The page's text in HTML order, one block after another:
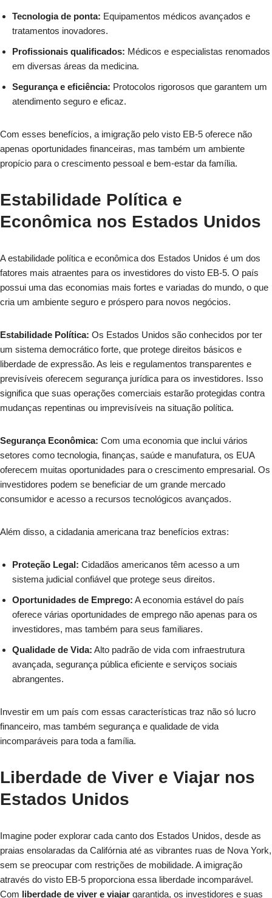
Tecnologia de ponta: Equipamentos médicos avançados e
tratamentos inovadores.
Profissionais qualificados: Médicos e especialistas renomados
em diversas áreas da medicina.
Segurança e eficiência: Protocolos rigorosos que garantem um
atendimento seguro e eficaz.
Com esses benefícios, a imigração pelo visto EB-5 oferece não
apenas oportunidades financeiras, mas também um ambiente
propício para o crescimento pessoal e bem-estar da família.
Estabilidade Política e
Econômica nos Estados Unidos
A estabilidade política e econômica dos Estados Unidos é um dos
fatores mais atraentes para os investidores do visto EB-5. O país
possui uma das economias mais fortes e variadas do mundo, o que
cria um ambiente seguro e próspero para novos negócios.
Estabilidade Política: Os Estados Unidos são conhecidos por ter
um sistema democrático forte, que protege direitos básicos e
liberdade de expressão. As leis e regulamentos transparentes e
previsíveis oferecem segurança jurídica para os investidores. Isso
significa que suas operações comerciais estarão protegidas contra
mudanças repentinas ou imprevisíveis na situação política.
Segurança Econômica: Com uma economia que inclui vários
setores como tecnologia, finanças, saúde e manufatura, os EUA
oferecem muitas oportunidades para o crescimento empresarial. Os
investidores podem se beneficiar de um grande mercado
consumidor e acesso a recursos tecnológicos avançados.
Além disso, a cidadania americana traz benefícios extras:
Proteção Legal: Cidadãos americanos têm acesso a um
sistema judicial confiável que protege seus direitos.
Oportunidades de Emprego: A economia estável do país
oferece várias oportunidades de emprego não apenas para os
investidores, mas também para seus familiares.
Qualidade de Vida: Alto padrão de vida com infraestrutura
avançada, segurança pública eficiente e serviços sociais
abrangentes.
Investir em um país com essas características traz não só lucro
financeiro, mas também segurança e qualidade de vida
incomparáveis para toda a família.
Liberdade de Viver e Viajar nos
Estados Unidos
Imagine poder explorar cada canto dos Estados Unidos, desde as
praias ensolaradas da Califórnia até as vibrantes ruas de Nova York,
sem se preocupar com restrições de mobilidade. A imigração
através do visto EB-5 proporciona essa liberdade incomparável.
Com liberdade de viver e viajar garantida, os investidores e suas